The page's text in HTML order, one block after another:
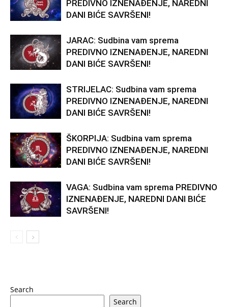
PREDIVNO IZNENAĐENJE, NAREDNI
DANI BIĆE SAVRŠENI!
JARAC: Sudbina vam sprema
PREDIVNO IZNENAĐENJE, NAREDNI
DANI BIĆE SAVRŠENI!
STRIJELAC: Sudbina vam sprema
PREDIVNO IZNENAĐENJE, NAREDNI
DANI BIĆE SAVRŠENI!
ŠKORPIJA: Sudbina vam sprema
PREDIVNO IZNENAĐENJE, NAREDNI
DANI BIĆE SAVRŠENI!
VAGA: Sudbina vam sprema PREDIVNO
IZNENAĐENJE, NAREDNI DANI BIĆE
SAVRŠENI!
Search
Search